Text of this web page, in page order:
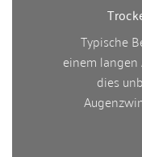
Typische
einem
dies